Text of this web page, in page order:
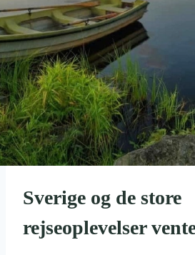
Sverige og de store
rejseoplevelser